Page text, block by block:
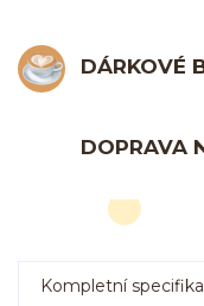
DÁRKOVÉ
DOPRAVA
Kompletní